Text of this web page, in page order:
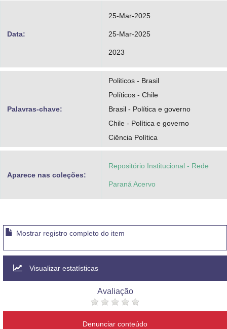
Data:
25-Mar-2025
25-Mar-2025
2023
Palavras-chave:
Politicos - Brasil
Políticos - Chile
Brasil - Política e governo
Chile - Política e governo
Ciência Política
Aparece nas coleções:
Repositório Institucional - Rede
Paraná Acervo
Mostrar registro completo do item
Visualizar estatísticas
Avaliação
Denunciar conteúdo